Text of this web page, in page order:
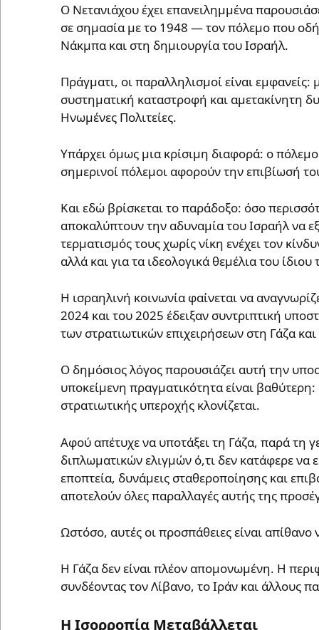
Ο Νετανιάχου έχει επανειλημμένα
σε σημασία με το 1948 — τον πόλεμο που
Νάκμπα και στη δημιουργία του Ισραήλ.
Πράγματι, οι παραλληλισμοί είναι
συστηματική καταστροφή και αμετακίνητη
Ηνωμένες Πολιτείες.
Υπάρχει όμως μια κρίσιμη διαφορά: ο
σημερινοί πόλεμοι αφορούν την επιβίωσή
Και εδώ βρίσκεται το παράδοξο: όσο
αποκαλύπτουν την αδυναμία του Ισραήλ να
τερματισμός τους χωρίς νίκη ενέχει τον
αλλά και για τα ιδεολογικά θεμέλια του
Η ισραηλινή κοινωνία φαίνεται να
2024 και του 2025 έδειξαν συντριπτική
των στρατιωτικών επιχειρήσεων στη Γάζα
Ο δημόσιος λόγος παρουσιάζει αυτή την
υποκείμενη πραγματικότητα είναι
στρατιωτικής υπεροχής κλονίζεται.
Αφού απέτυχε να υποτάξει τη Γάζα, παρά τη
διπλωματικών ελιγμών ό,τι δεν κατάφερε να
εποπτεία, δυνάμεις σταθεροποίησης και
αποτελούν όλες παραλλαγές αυτής της
Ωστόσο, αυτές οι προσπάθειες είναι απίθανο
Η Γάζα δεν είναι πλέον απομονωμένη. Η
συνδέοντας τον Λίβανο, το Ιράν και άλλους
Η Ισορροπία Μεταβάλλεται